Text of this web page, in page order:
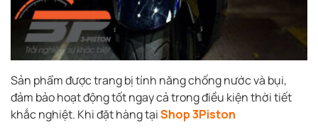
Sản phẩm được trang bị tính năng chống nước và bụi,
đảm bảo hoạt động tốt ngay cả trong điều kiện thời tiết
khắc nghiệt. Khi đặt hàng tạiShop 3Piston